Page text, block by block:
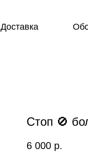
Доставка
Стоп 🚫
6 000 р.